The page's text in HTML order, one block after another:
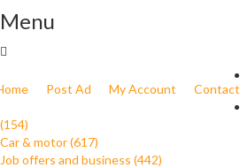
Menu
Post Ad My Account Contact
(154)
Car & motor (617)
Job offers and business (442)